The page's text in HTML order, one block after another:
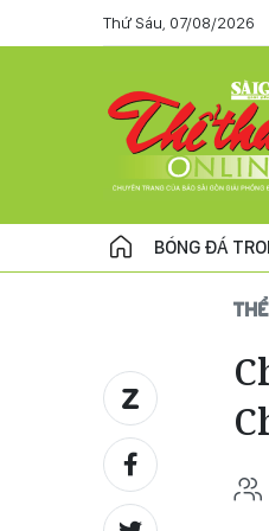
Thứ Sáu, 07/08/2026
BÓNG ĐÁ